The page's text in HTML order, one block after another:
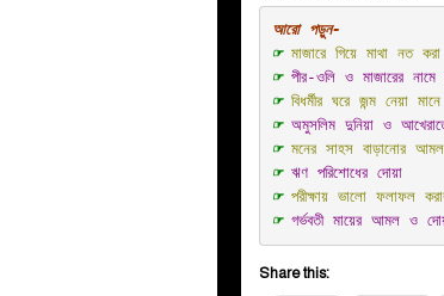
☞ মাজারে গিয়ে মাথা নত
☞ পীর-ওলি ও মাজারের
☞
☞ অমুসলিম দুনিয়া ও
☞ মনের সাহস বাড়ানোর আমল
☞ ঋণ পরিশোধের দোয়া
☞ পরীক্ষায় ভালো ফলাফল
☞ গর্ভবতী মায়ের আমল ও
Share this: